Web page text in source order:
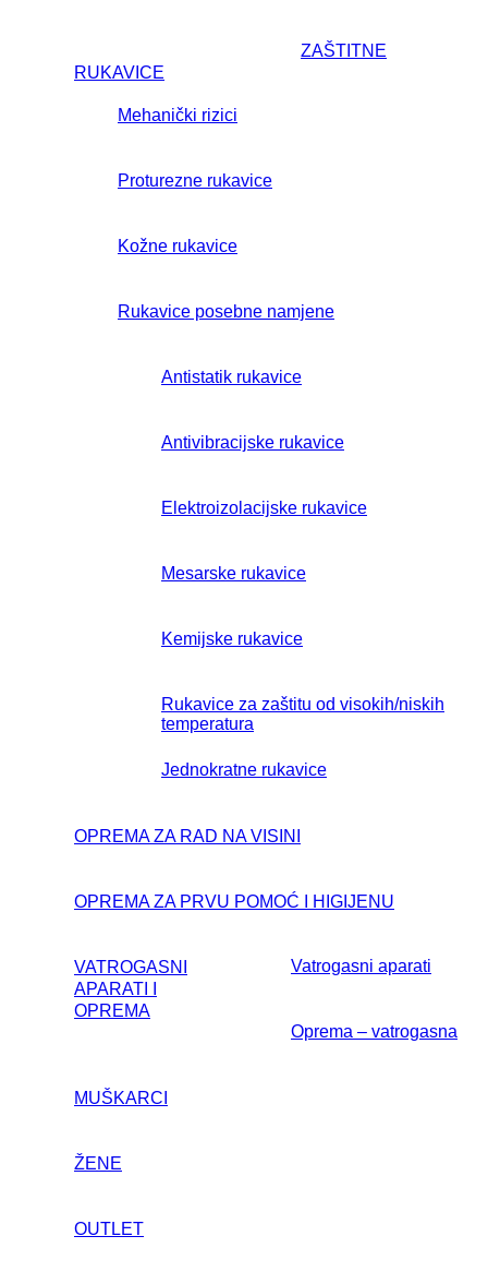
ZAŠTITNE
RUKAVICE
Mehanički rizici
Proturezne rukavice
Kožne rukavice
Rukavice posebne namjene
Antistatik rukavice
Antivibracijske rukavice
Elektroizolacijske rukavice
Mesarske rukavice
Kemijske rukavice
Rukavice za zaštitu od visokih/niskih
temperatura
Jednokratne rukavice
OPREMA ZA RAD NA VISINI
OPREMA ZA PRVU POMOĆ I HIGIJENU
VATROGASNI
APARATI I
OPREMA
Vatrogasni aparati
Oprema – vatrogasna
MUŠKARCI
ŽENE
OUTLET